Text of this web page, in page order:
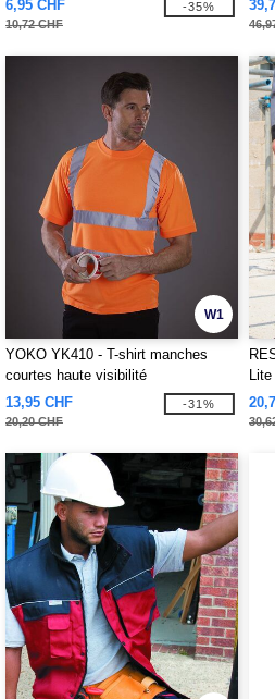
6,95 CHF
10,72 CHF
-35%
W1
YOKO YK410 - T-shirt manches
courtes haute visibilité
13,95 CHF
20,20 CHF
-31%
Lite